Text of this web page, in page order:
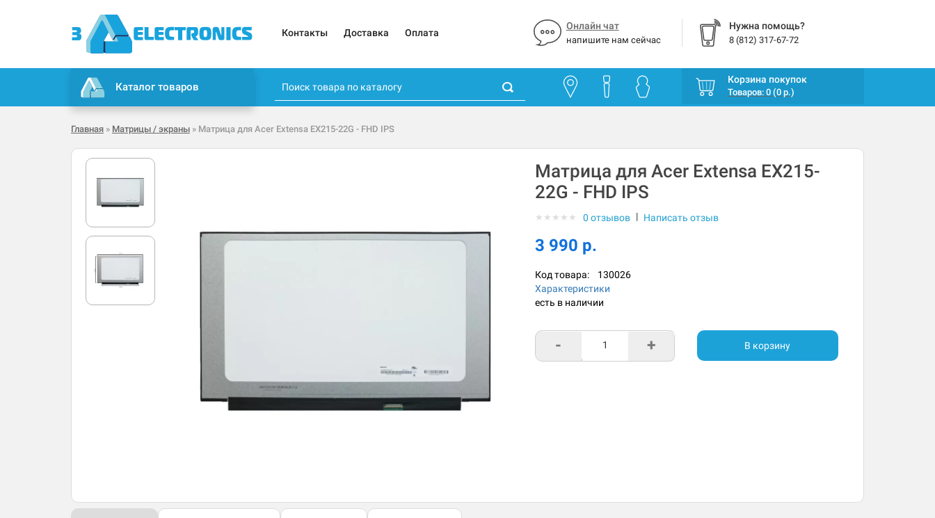
Контакты Доставка Оплата
Онлайн чат
напишите нам сейчас
Нужна помощь?
8 (812) 317-67-72
Каталог товаров
Корзина покупок
Товаров: 0 (0 р.)
Главная » Матрицы / экраны » Матрица для Acer Extensa EX215-22G - FHD IPS
Матрица для Acer Extensa EX215-
22G - FHD IPS
★ ★ ★ ★ ★ 0 отзывов | Написать отзыв
3 990 р.
Код товара: 130026
Характеристики
есть в наличии
- + В корзину